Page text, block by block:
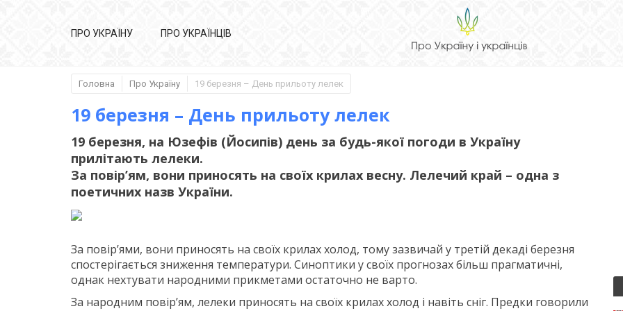
ПРО УКРАЇНУ ПРО УКРАЇНЦІВ
Головна Про Україну 19 березня – День прильоту лелек
19 березня – День прильоту лелек
19 березня, на Юзефів (Йосипів) день за будь-якої погоди в Україну
прилітають лелеки.
За повір’ям, вони приносять на своїх крилах весну. Лелечий край – одна з
поетичних назв України.
За повір’ями, вони приносять на своїх крилах холод, тому зазвичай у третій декаді березня
спостерігається зниження температури. Синоптики у своїх прогнозах більш прагматичні,
однак нехтувати народними прикметами остаточно не варто.
За народним повір’ям, лелеки приносять на своїх крилах холод і навіть сніг. Предки говорили